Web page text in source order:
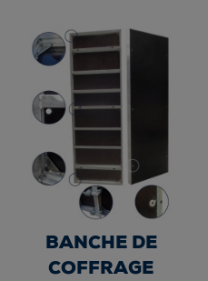
BANCHE DE
COFFRAGE